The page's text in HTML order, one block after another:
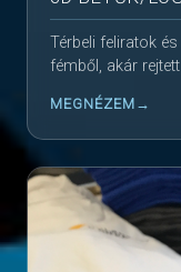
Térbeli feliratok
fémből, akár
MEGNÉZEM